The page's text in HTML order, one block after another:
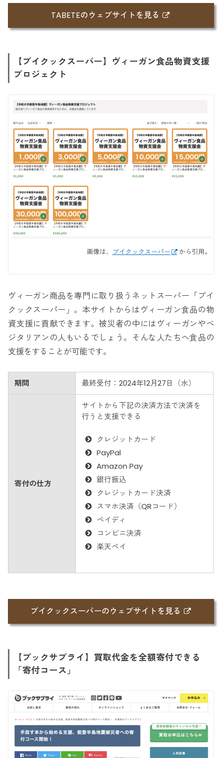
TABETEのウェブサイトを見る
【ブイクックスーパー】ヴィーガン食品物資支援
プロジェクト
画像は、 ブイクックスーパー から引用。
ヴィーガン商品を専門に取り扱うネットスーパー「ブイ
クックスーパー」。本サイトからはヴィーガン食品の物
資支援に貢献できます。被災者の中にはヴィーガンやベ
ジタリアンの人もいるでしょう。そんな人たちへ食品の
支援をすることが可能です。
期間 最終受付：2024年12月27日（水）
寄付の仕方
サイトから下記の決済方法で決済を
行うと支援できる
クレジットカード
PayPal
Amazon Pay
銀行振込
クレジットカード決済
スマホ決済（QRコード）
ペイディ
コンビニ決済
楽天ペイ
ブイクックスーパーのウェブサイトを見る
【ブックサプライ】買取代金を全額寄付できる
「寄付コース」